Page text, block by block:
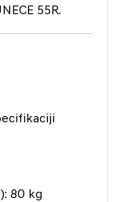
55R.
80 kg